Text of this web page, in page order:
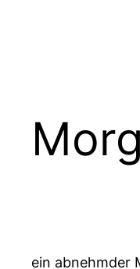
ein abnehmder